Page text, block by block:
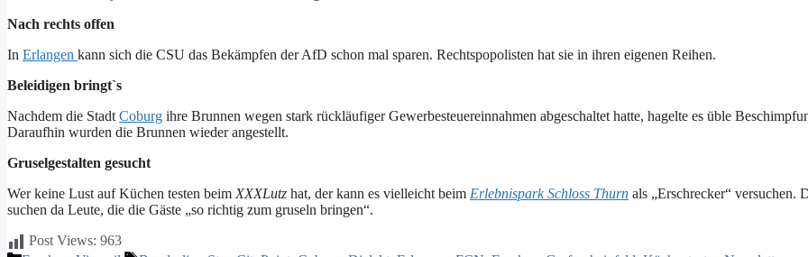
Nach rechts offen
In Erlangen kann sich die CSU das Bekämpfen der AfD schon mal sparen. Rechtspopolisten hat sie in ihren eigenen Reihen.
Beleidigen bringt`s
Nachdem die StadtCoburg ihre Brunnen wegen stark rückläufiger Gewerbesteuereinnahmen abgeschaltet hatte, hagelte es üble
Daraufhin wurden die Brunnen wieder angestellt.
Gruselgestalten gesucht
Wer keine Lust auf Küchen testen beimXXXLutz hat, der kann es vielleicht beim Erlebnispark Schloss Thurn als „Erschrecker“ versuchen.
suchen da Leute, die die Gäste „so richtig zum gruseln bringen“.
Post Views: 963